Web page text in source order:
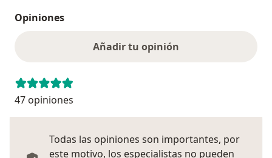
Opiniones
Añadir tu opinión
47 opiniones
Todas las opiniones son importantes, por
este motivo, los especialistas no pueden